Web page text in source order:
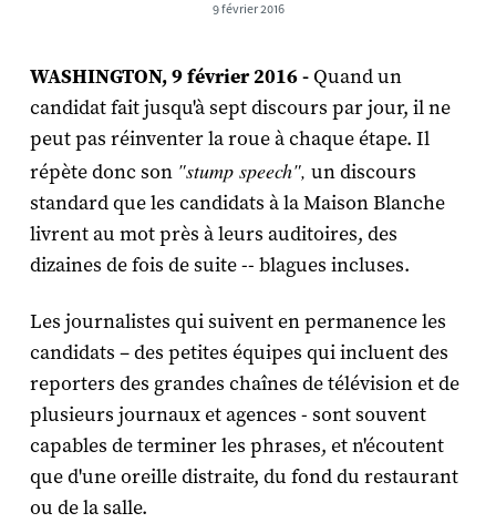
9 février 2016
WASHINGTON, 9 février 2016 -Quand un
candidat fait jusqu'à sept discours par jour, il ne
peut pas réinventer la roue à chaque étape. Il
répète donc son "stump speech", un discours
standard que les candidats à la Maison Blanche
livrent au mot près à leurs auditoires, des
dizaines de fois de suite -- blagues incluses.
Les journalistes qui suivent en permanence les
candidats – des petites équipes qui incluent des
reporters des grandes chaînes de télévision et de
plusieurs journaux et agences - sont souvent
capables de terminer les phrases, et n'écoutent
que d'une oreille distraite, du fond du restaurant
ou de la salle.